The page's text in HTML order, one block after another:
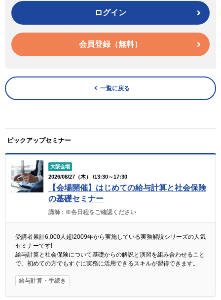
ログイン
会員登録（無料）
一覧に戻る
ピックアップセミナー
大阪会場
2026/08/27（木） /13:30～17:30
【会場開催】はじめての給与計算と社会保険
の基礎セミナー
講師 : ※各日程をご確認ください
受講者累計6,000人超!2009年から実施している実務解説シリーズの人気
セミナーです!
給与計算と社会保険について基礎からの解説と演習を組み合わせること
で、初めての方でもすぐに実務に活用できるスキルが習得できます。
給与計算・手続き